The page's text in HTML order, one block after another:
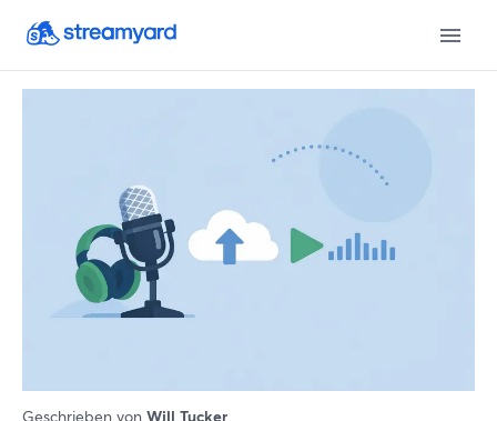
Geschrieben von Will Tucker